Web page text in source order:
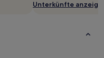
Unterkünfte